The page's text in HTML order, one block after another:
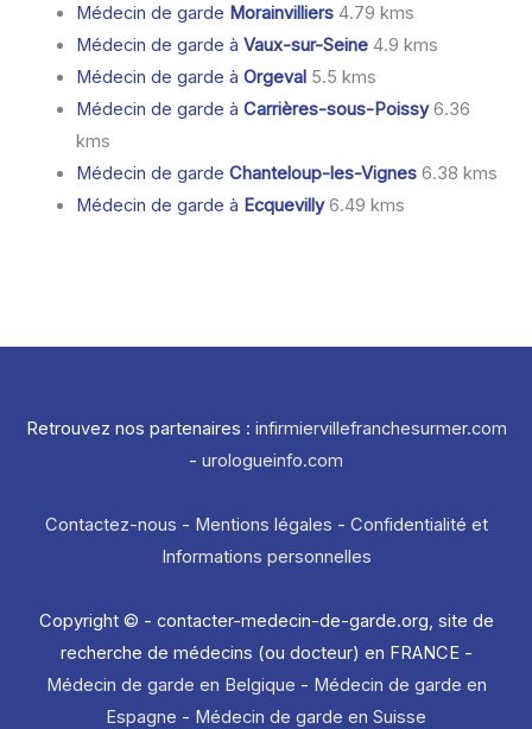
Médecin de garde Morainvilliers4.79 kms
Médecin de garde à Vaux-sur-Seine4.9 kms
Médecin de garde à Orgeval5.5 kms
Médecin de garde à Carrières-sous-Poissy6.36
kms
Médecin de garde Chanteloup-les-Vignes6.38 kms
Médecin de garde à Ecquevilly6.49 kms
Retrouvez nos partenaires : infirmiervillefranchesurmer.com
- urologueinfo.com
Contactez-nous - Mentions légales - Confidentialité et
Informations personnelles
Copyright © - contacter-medecin-de-garde.org, site de
recherche de médecins (ou docteur) en FRANCE -
Médecin de garde en Belgique - Médecin de garde en
Espagne - Médecin de garde en Suisse